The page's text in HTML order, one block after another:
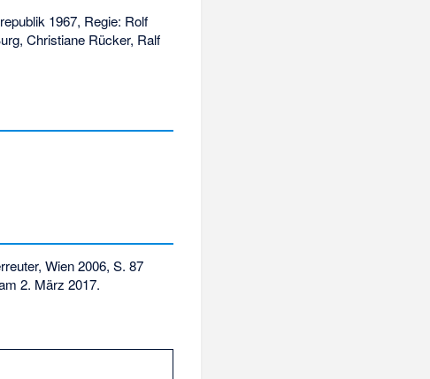
1967, Regie: Rolf
Christiane Rücker, Ralf
Wien 2006, S. 87
2. März 2017.